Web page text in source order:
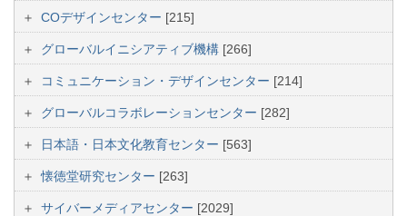
COデザインセンター [215]
グローバルイニシアティブ機構 [266]
コミュニケーション・デザインセンター [214]
グローバルコラボレーションセンター [282]
日本語・日本文化教育センター [563]
懐徳堂研究センター [263]
サイバーメディアセンター [2029]